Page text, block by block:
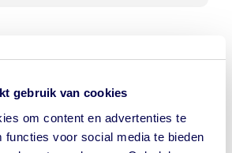
gebruik van cookies
om content en advertenties te
functies voor social media te bieden